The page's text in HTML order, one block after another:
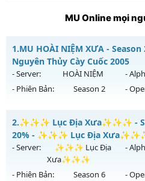
MU Online mọi
1.MU HOÀI NIỆM XƯA -
Nguyên Thủy Cày Cuốc 2005
- Server: HOÀI NIỆM -
- Phiên Bản:
Season 2 -
MU HOÀI NIỆM XƯA - Nguyên
Mu mới ra tháng 08 2026 - Mở
ngày 01/08/2626
Exp: 100x - Drop: 10%
2.✨✨✨ Lục Địa Xưa✨✨✨ -
20% - ✨✨✨ Lục Địa
- Server:
✨✨✨ Lục Địa
Xưa✨✨✨
-
- Phiên Bản: Season 6 -